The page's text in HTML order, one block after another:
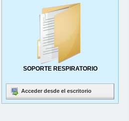
SOPORTE RESPIRATORIO
Acceder desde el escritorio